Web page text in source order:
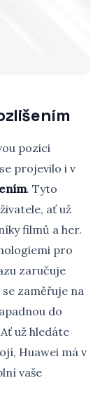
pozici
projevilo i v
. Tyto
ať už
filmů a her.
pro
zaručuje
se zaměřuje na
do
už hledáte
Huawei má v
vaše